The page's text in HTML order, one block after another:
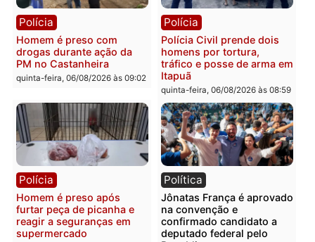
quinta-feira, 06/08/2026 às 09:28 quinta-feira, 06/08/2026 às
Polícia
Homem é esfaqueado no
tórax durante briga com
vizinho no bairro Ulysses
Guimarães
quinta-feira, 06/08/2026 às 09:24
Polícia
Três suspeitos ligados a
facção criminosa são
presos por receptação e
adulteração de veículos
em Porto Velho
quinta-feira, 06/08/2026 às